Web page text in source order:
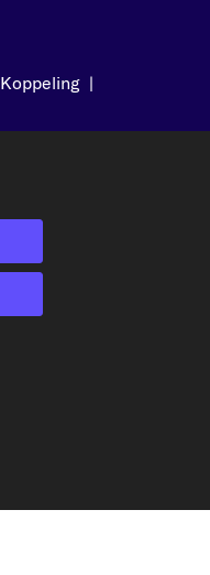
Koppeling |